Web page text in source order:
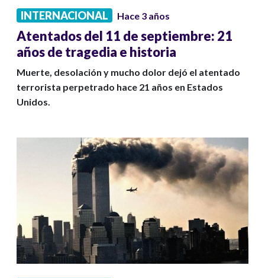
INTERNACIONAL Hace 3 años
Atentados del 11 de septiembre: 21
años de tragedia e historia
Muerte, desolación y mucho dolor dejó el atentado
terrorista perpetrado hace 21 años en Estados
Unidos.